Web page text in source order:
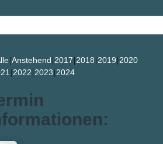
Anstehend 2017 2018 2019 2020
2022 2023 2024